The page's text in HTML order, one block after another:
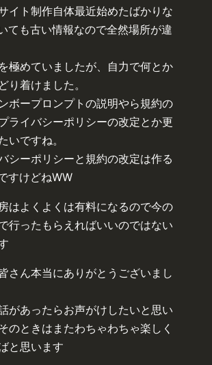
イト制作自体最近始めたばかりな
ても古い情報なので全然場所が違
極めていましたが、自力で何とか
り着けました。
ボープロンプトの説明やら規約の
ライバシーポリシーの改定とか更
いですね。
シーポリシーと規約の改定は作る
すけどねWW
はよくよくは有料になるので今の
行ったもらえればいいのではない
さん本当にありがとうございまし
があったらお声がけしたいと思い
のときはまたわちゃわちゃ楽しく
と思います